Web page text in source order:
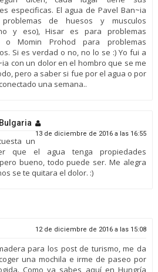
especificas. El agua de Pavel Ban~ia
de huesos y musculos
y eso), Hisar es para problemas
o Momin Prohod para problemas
Si es verdad o no, no lo se :) Yo fui a
con un dolor en el hombro que se me
pero a saber si fue por el agua o por
una semana..
13 de diciembre de 2016 a las 16:55
un
que el agua tenga propiedades
bueno, todo puede ser. Me alegra
se te quitara el dolor. :)
12 de diciembre de 2016 a las 15:08
para los post de turismo, me da
una mochila e irme de paseo por
Como ya sabes aquí en Hungría